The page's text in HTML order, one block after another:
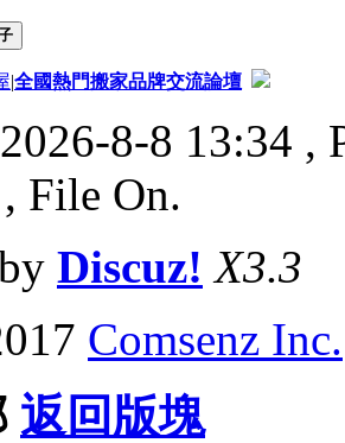
|全國熱門搬家品牌交流論壇
8-8 13:34 ,
File On.
Discuz! X3.3
Comsenz Inc.
返回版塊